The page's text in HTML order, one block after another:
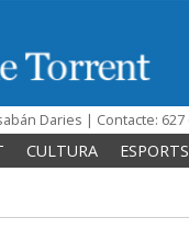
Daries | Contacte: 627
CULTURA ESPORTS